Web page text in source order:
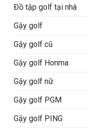
Đồ tập golf tại nhà
Gậy golf
Gậy golf cũ
Gậy golf Honma
Gậy golf nữ
Gậy golf PGM
Gậy golf PING